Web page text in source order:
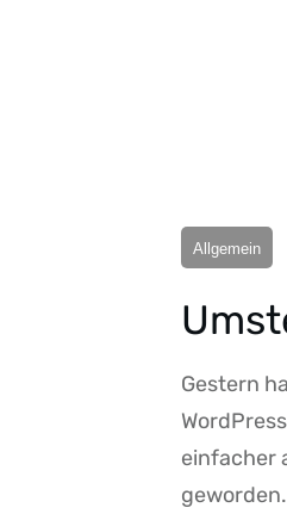
Allgemein
Gestern
einfacher